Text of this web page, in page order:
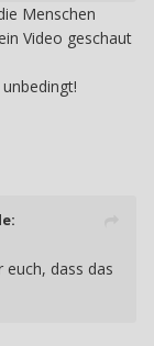
Menschen
Video geschaut
unbedingt!
:
dass das